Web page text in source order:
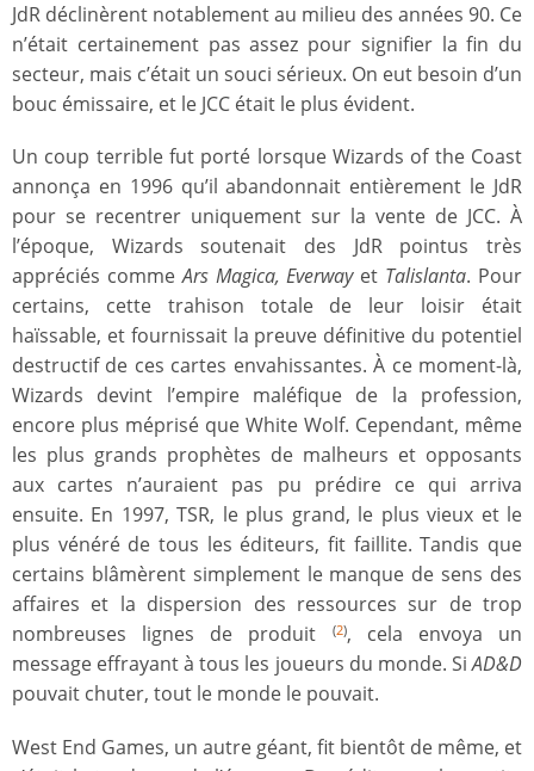
JdR déclinèrent notablement au milieu des années 90. Ce
n’était certainement pas assez pour signifier la fin du
secteur, mais c’était un souci sérieux. On eut besoin d’un
bouc émissaire, et le JCC était le plus évident.
Un coup terrible fut porté lorsque Wizards of the Coast
annonça en 1996 qu’il abandonnait entièrement le JdR
pour se recentrer uniquement sur la vente de JCC. À
l’époque, Wizards soutenait des JdR pointus très
appréciés commeArs Magica, Everwayet Talislanta. Pour
certains, cette trahison totale de leur loisir était
haïssable, et fournissait la preuve définitive du potentiel
destructif de ces cartes envahissantes. À ce moment-là,
Wizards devint l’empire maléfique de la profession,
encore plus méprisé que White Wolf. Cependant, même
les plus grands prophètes de malheurs et opposants
aux cartes n’auraient pas pu prédire ce qui arriva
ensuite. En 1997, TSR, le plus grand, le plus vieux et le
plus vénéré de tous les éditeurs, fit faillite. Tandis que
certains blâmèrent simplement le manque de sens des
affaires et la dispersion des ressources sur de trop
nombreuses lignes de produit
(2), cela envoya un
message effrayant à tous les joueurs du monde. SiAD&D
pouvait chuter, tout le monde le pouvait.
West End Games, un autre géant, fit bientôt de même, et